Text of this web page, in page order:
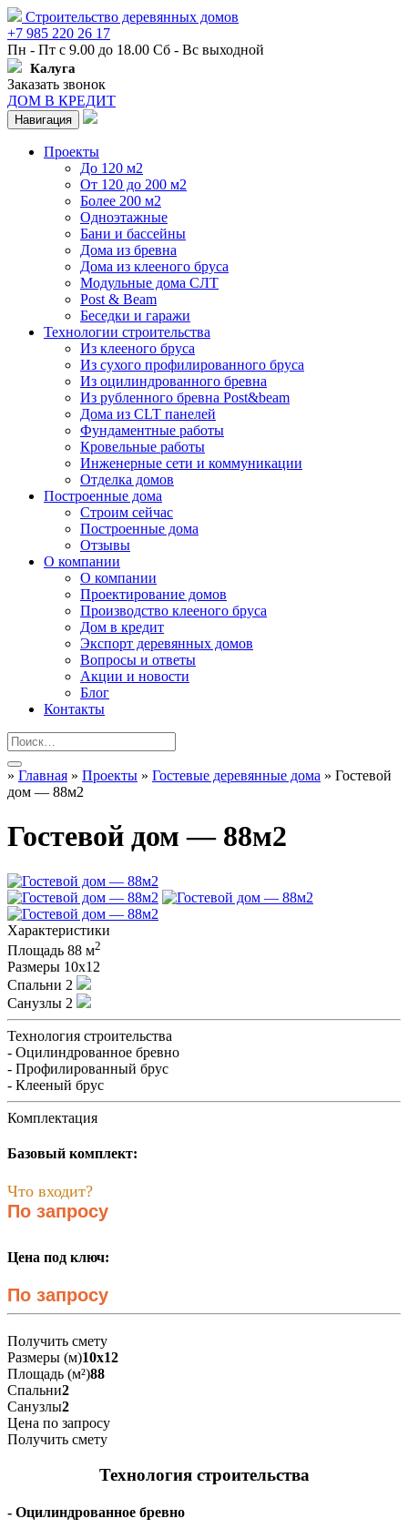
Строительство деревянных домов
+7 985 220 26 17
Пн - Пт с 9.00 до 18.00 Сб - Вс выходной
Калуга
Заказать звонок
ДОМ В КРЕДИТ
Навигация
Проекты
До 120 м2
От 120 до 200 м2
Более 200 м2
Одноэтажные
Бани и бассейны
Дома из бревна
Дома из клееного бруса
Модульные дома СЛТ
Post & Beam
Беседки и гаражи
Технологии строительства
Из клееного бруса
Из сухого профилированного бруса
Из оцилиндрованного бревна
Из рубленного бревна Post&beam
Дома из CLT панелей
Фундаментные работы
Кровельные работы
Инженерные сети и коммуникации
Отделка домов
Построенные дома
Строим сейчас
Построенные дома
Отзывы
О компании
О компании
Проектирование домов
Производство клееного бруса
Дом в кредит
Экспорт деревянных домов
Вопросы и ответы
Акции и новости
Блог
Контакты
» Главная » Проекты » Гостевые деревянные дома » Гостевой
дом — 88м2
Гостевой дом — 88м2
Характеристики
Площадь 88 м2
Размеры 10х12
Спальни 2
Санузлы 2
Технология строительства
- Оцилиндрованное бревно
- Профилированный брус
- Клееный брус
Комплектация
Базовый комплект:
Что входит?
По запросу
Цена под ключ:
По запросу
Получить смету
Размеры (м)10х12
Площадь (м²)88
Спальни2
Санузлы2
Цена по запросу
Получить смету
Технология строительства
- Оцилиндрованное бревно